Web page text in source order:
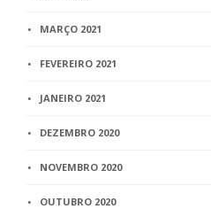
MARÇO 2021
FEVEREIRO 2021
JANEIRO 2021
DEZEMBRO 2020
NOVEMBRO 2020
OUTUBRO 2020